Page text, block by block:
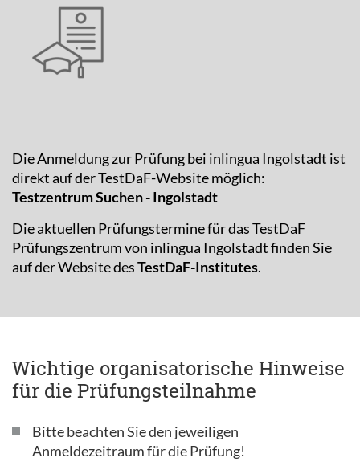
Die Anmeldung zur Prüfung bei inlingua Ingolstadt ist
direkt auf der TestDaF-Website möglich:
Testzentrum Suchen - Ingolstadt
Die aktuellen Prüfungstermine für das TestDaF
Prüfungszentrum von inlingua Ingolstadt finden Sie
auf der Website desTestDaF-Institutes.
Wichtige organisatorische Hinweise
für die Prüfungsteilnahme
Bitte beachten Sie den jeweiligen
Anmeldezeitraum für die Prüfung!